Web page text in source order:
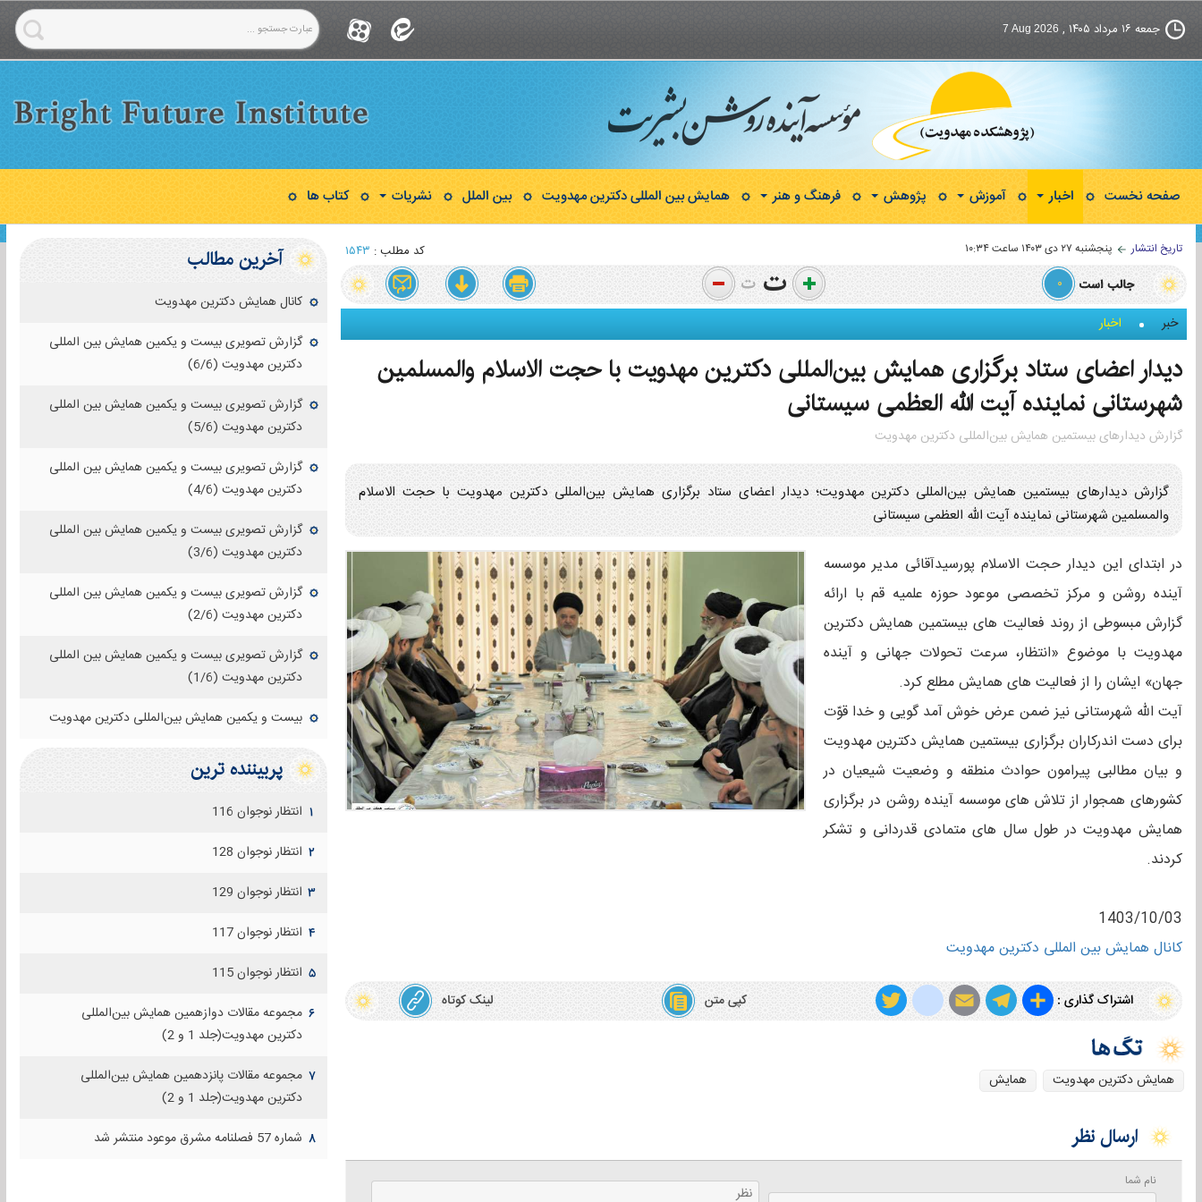
جمعه ۱۶ مرداد ۱۴۰۵ , 7 Aug 2026
صفحه نخست اخبار آموزش پژوهش فرهنگ و هنر همایش بین المللی دکترین مهدویت بین الملل نشریات کتاب ها
تاریخ انتشار پنجشنبه ۲۷ دی ۱۴۰۳ ساعت ۱۰:۳۴ کد مطلب : ۱۵۴۳
۰
خبر اخبار
دیدار اعضای ستاد برگزاری همایش بین‌المللی دکترین مهدویت با حجت الاسلام والمسلمین
شهرستانی نماینده آیت الله العظمی سیستانی
گزارش دیدارهای بیستمین همایش بین‌المللی دکترین مهدویت
گزارش دیدارهای بیستمین همایش بین‌المللی دکترین مهدویت؛ دیدار اعضای ستاد برگزاری همایش بین‌المللی دکترین مهدویت با حجت الاسلام
والمسلمین شهرستانی نماینده آیت الله العظمی سیستانی
در ابتدای این دیدار حجت الاسلام پورسیدآقائی مدیر موسسه
آینده روشن و مرکز تخصصی موعود حوزه علمیه قم با ارائه
گزارش مبسوطی از روند فعالیت های بیستمین همایش دکترین
مهدویت با موضوع «انتظار، سرعت تحولات جهانی و آینده
جهان» ایشان را از فعالیت های همایش مطلع کرد.
آیت الله شهرستانی نیز ضمن عرض خوش آمد گویی و خدا قوّت
برای دست اندرکاران برگزاری بیستمین همایش دکترین مهدویت
و بیان مطالبی پیرامون حوادث منطقه و وضعیت شیعیان در
کشورهای همجوار از تلاش های موسسه آینده روشن در برگزاری
همایش مهدویت در طول سال های متمادی قدردانی و تشکر
کردند.
1403/10/03
کانال همایش بین المللی دکترین مهدویت
اشتراک گذاری :
T
E
T
e
S
کپی متن لینک کوتاه
همایش دکترین مهدویت همایش
ارسال نظر
نام شما
آخرین مطالب
کانال همایش دکترین مهدویت
گزارش تصویری بیست و یکمین همایش بین المللی
دکترین مهدویت (6/6)
گزارش تصویری بیست و یکمین همایش بین المللی
دکترین مهدویت (5/6)
گزارش تصویری بیست و یکمین همایش بین المللی
دکترین مهدویت (4/6)
گزارش تصویری بیست و یکمین همایش بین المللی
دکترین مهدویت (3/6)
گزارش تصویری بیست و یکمین همایش بین المللی
دکترین مهدویت (2/6)
گزارش تصویری بیست و یکمین همایش بین المللی
دکترین مهدویت (1/6)
بیست و یکمین همایش بین‌المللی دکترین مهدویت
پربيننده ترين
۱ انتظار نوجوان 116
۲ انتظار نوجوان 128
۳ انتظار نوجوان 129
۴ انتظار نوجوان 117
۵ انتظار نوجوان 115
۶ مجموعه مقالات دوازهمين همايش بين‌المللی
دكترين مهدويت(جلد 1 و 2)
۷ مجموعه مقالات پانزدهمين همايش بين‌المللی
دكترين مهدويت(جلد 1 و 2)
۸ شماره 57 فصلنامه مشرق موعود منتشر شد